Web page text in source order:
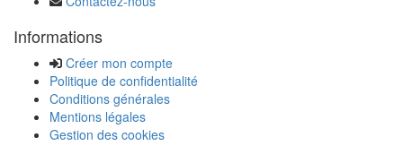
Informations
Créer mon compte
Politique de confidentialité
Conditions générales
Mentions légales
Gestion des cookies